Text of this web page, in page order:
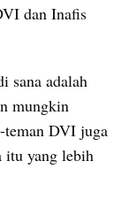
dan Inafis
sana adalah
mungkin
teman DVI juga
itu yang lebih